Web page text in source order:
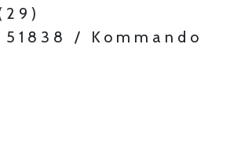
/ Kommando